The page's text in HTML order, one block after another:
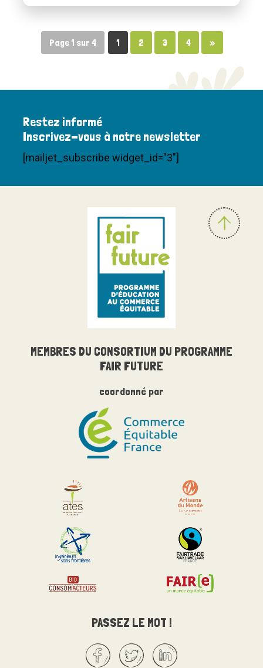
intègrent l’ECE à leurs propres activités. Une
Page 1 sur 4 1 2 3 4 »
Restez informé
Inscrivez-vous à notre newsletter
[mailjet_subscribe widget_id="3"]
MEMBRES DU CONSORTIUM DU PROGRAMME
FAIR FUTURE
coordonné par
PASSEZ LE MOT !